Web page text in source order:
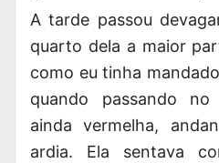
A tarde passou
quarto dela a maior
como eu tinha
quando passando
ainda vermelha,
ardia. Ela sentava